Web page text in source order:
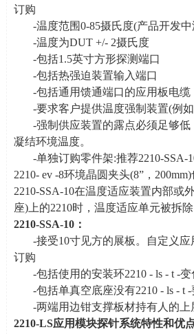
订购
-温度范围0-85摄氏度(产品开发
-温度为DUT +/- 2摄氏度
-包括1.5英寸方形探测端口
-包括热强迫装置输入端口
-包括通用馈通端口的应用板电缆
-要求客户提供温度强制装置(例如
-强制供应装置的露点必须足够
凝结环境温度。
-单独订购零件架:推荐2210-SSA-
2210- ev -8环境晶圆夹头(8”， 200mm)
2210-SSA-10在温度适应装置内部或
座)上的2210时，温度适应单元被拆除
2210-SSA-10：
-接受10寸见方的展板。自定义
订购
-包括使用的安装环2210 - ls - t -变
-包括单真空底座没有2210 - ls - t -
-两端用边钳支撑板材持有人的上
2210-LS应用模块探针系统特性和优